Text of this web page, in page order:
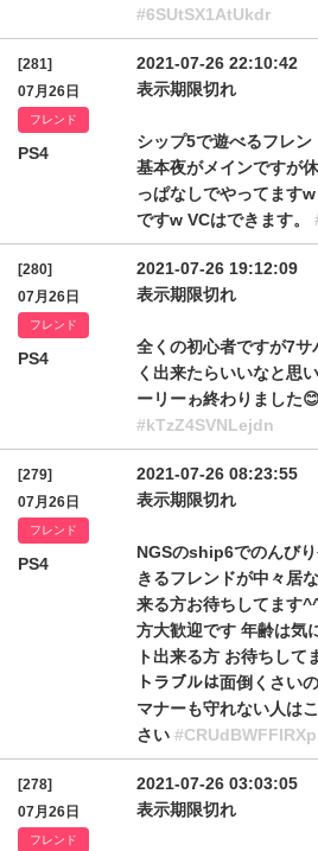
#6SUtSX1AtUkdr
[281]
07月26日
フレンド
PS4
2021-07-26 22:10:42
表示期限切れ
シップ5で遊べるフレ
基本夜がメインですが
っぱなしでやってます
ですw VCはできます。
[280]
07月26日
フレンド
PS4
2021-07-26 19:12:09
表示期限切れ
全くの初心者ですが7
く出来たらいいなと思
ーリーゎ終わりました
#kTzZ4SVNLejdn
[279]
07月26日
フレンド
PS4
2021-07-26 08:23:55
表示期限切れ
NGSのship6でのんび
きるフレンドが中々居
来る方お待ちしてます
方大歓迎です 年齢は気
ト出来る方 お待ちし
トラブルは面倒くさい
マナーも守れない人は
さい
[278]
07月26日
フレンド
2021-07-26 03:03:05
表示期限切れ